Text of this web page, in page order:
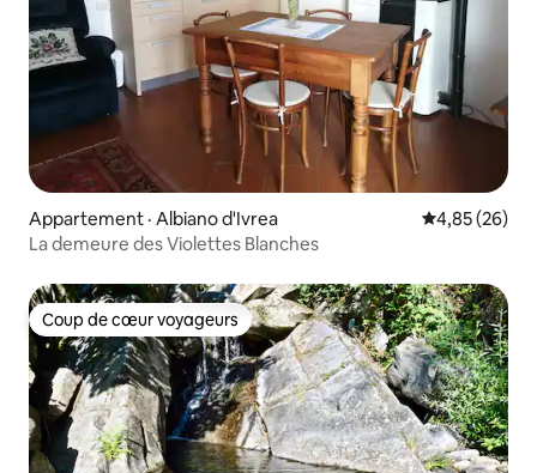
Appartement · Albiano d'Ivrea Note
4,85 (26)
La demeure des Violettes Blanches
Coup de cœur voyageurs
Coup de cœur voyageurs